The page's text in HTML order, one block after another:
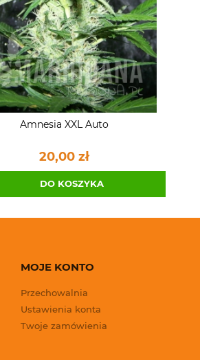
Amnesia XXL Auto
20,00 zł
DO KOSZYKA
MOJE KONTO
Przechowalnia
Ustawienia konta
Twoje zamówienia